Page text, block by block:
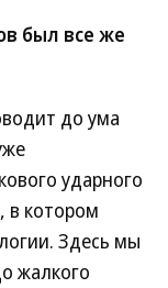
был все же
до ума
ударного
в котором
Здесь мы
жалкого